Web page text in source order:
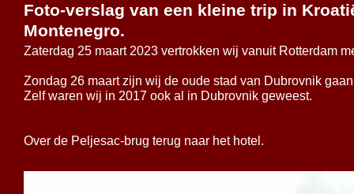
Zaterdag 25 maart 2023 vertrokken wij vanuit Rotterdam
Zondag 26 maart zijn wij de oude stad van Dubrovnik
Zelf waren wij in 2017 ook al in Dubrovnik geweest.
Over de Peljesac-brug terug naar het hotel.
Foto-verslag van een kleine trip in
Montenegro.